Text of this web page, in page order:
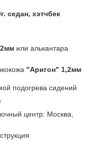
седан, хэтчбек
или алькантара
"Аригон" 1,2мм
подогрева сидений
центр: Москва,